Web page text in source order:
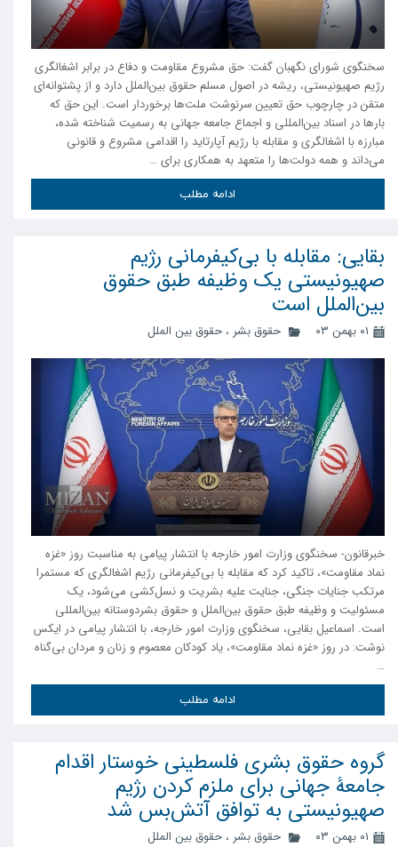
سخنگوی شورای نگهبان گفت: حق مشروع مقاومت و دفاع در برابر اشغالگری
رژیم صهیونیستی، ریشه در اصول مسلم حقوق بین‌الملل دارد و از پشتوانه‌ای
متقن در چارچوب حق تعیین سرنوشت ملت‌ها برخوردار است. این حق که
بارها در اسناد بین‌المللی و اجماع جامعه جهانی به رسمیت شناخته شده،
مبارزه با اشغالگری و مقابله با رژیم آپارتاید را اقدامی مشروع و قانونی
می‌داند و همه دولت‌ها را متعهد به همکاری برای …
ادامه مطلب
بقایی: مقابله با بی‌کیفرمانی رژیم
صهیونیستی یک وظیفه طبق حقوق
بین‌الملل است
۰۱ بهمن ۰۳ حقوق بشر ، حقوق بین الملل
خبرقانون- سخنگوی وزارت امور خارجه با انتشار پیامی به مناسبت روز «غزه
نماد مقاومت»، تاکید کرد که مقابله با بی‌کیفرمانی رژیم اشغالگری که مستمرا
مرتکب جنایات جنگی، جنایت علیه بشریت و نسل‌کشی می‌شود، یک
مسئولیت و وظیفه طبق حقوق بین‌الملل و حقوق بشردوستانه بین‌المللی
است. اسماعیل بقایی، سخنگوی وزارت امور خارجه، با انتشار پیامی در ایکس
نوشت: در روز «غزه نماد مقاومت»، یاد کودکان معصوم و زنان و مردان بی‌گناه
…
ادامه مطلب
گروه حقوق بشری فلسطینی خوستار اقدام
جامعۀ جهانی برای ملزم کردن رژیم
صهیونیستی به توافق آتش‌بس شد
۰۱ بهمن ۰۳ حقوق بشر ، حقوق بین الملل